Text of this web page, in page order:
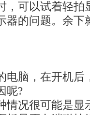
，可以试着轻拍
器的问题。余下
脑，在开机后
昵?
况很可能是显